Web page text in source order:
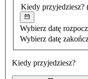
Kiedy przyjedziesz?
Wybierz datę
Wybierz datę
Kiedy przyjedziesz?